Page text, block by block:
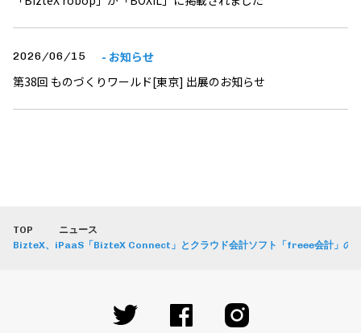
2026/06/15
- お知らせ
第38回 ものづくりワールド[東京] 出展のお知らせ
TOP
ニュース
BizteX、iPaaS「BizteX Connect」とクラウド会計ソフト「freee会計」の